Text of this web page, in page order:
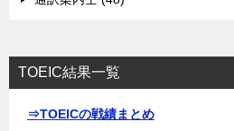
TOEIC結果一覧
⇒TOEICの戦績まとめ